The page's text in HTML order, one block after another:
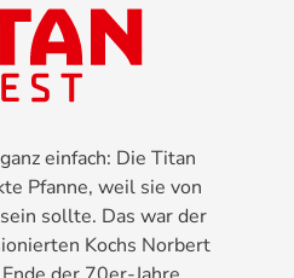
einfach: Die Titan
Pfanne, weil sie von
sollte. Das war der
Kochs Norbert